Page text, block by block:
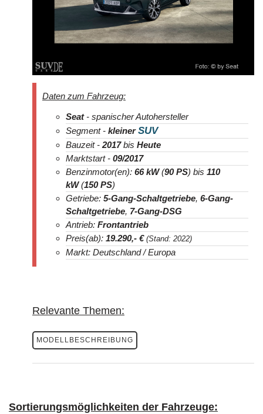
Daten zum Fahrzeug:
Seat- spanischer Autohersteller
Segment - kleinerSUV
Bauzeit - 2017bis Heute
Marktstart - 09/2017
Benzinmotor(en): 66 kW(90 PS) bis 110
kW(150 PS)
Getriebe: 5-Gang-Schaltgetriebe, 6-Gang-
Schaltgetriebe, 7-Gang-DSG
Antrieb: Frontantrieb
Preis(ab): 19.290,- € (Stand: 2022)
Markt: Deutschland / Europa
Relevante Themen:
MODELLBESCHREIBUNG
Sortierungsmöglichkeiten der Fahrzeuge: